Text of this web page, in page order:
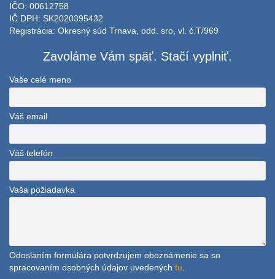
IČO: 00612758
IČ DPH: SK2020395432
Registrácia: Okresný súd Trnava, odd. sro, vl. č.T/969
Zavoláme Vám späť. Stačí vyplniť.
Vaše celé meno
Váš email
Váš telefón
Vaša požiadavka
Odoslaním formulára potvrdzujem oboznámenie sa so
spracovaním osobných údajov uvedených tu